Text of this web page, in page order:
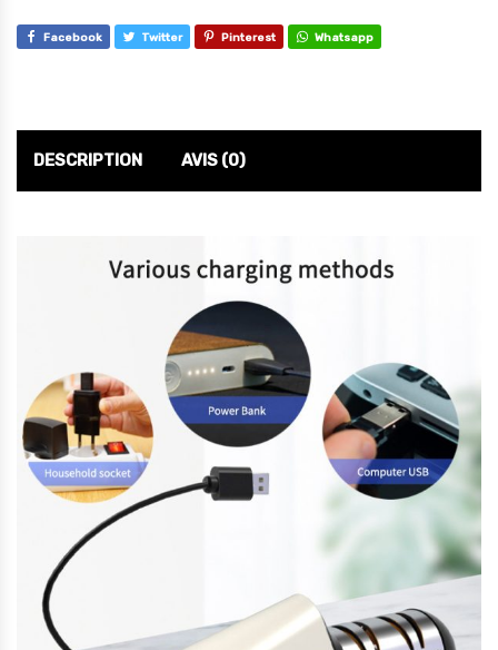
Facebook Twitter Pinterest Whatsapp
DESCRIPTION AVIS (0)